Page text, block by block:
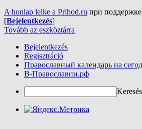
A honlap lelke a Prihod.ru при поддержке
[Bejelentkezés]
Tovább az eszköztárra
Bejelentkezés
Regisztráció
Православный календарь на
В-Православии.рф
Keresés